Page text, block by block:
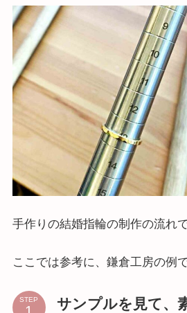
手作りの結婚指輪の制作の流れで
ここでは参考に、鎌倉工房の例
STEP
サンプルを見て、